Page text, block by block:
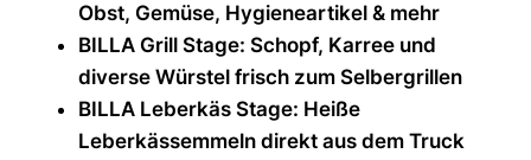
Obst, Gemüse, Hygieneartikel & mehr
BILLA Grill Stage: Schopf, Karree und
diverse Würstel frisch zum Selbergrillen
BILLA Leberkäs Stage: Heiße
Leberkässemmeln direkt aus dem Truck